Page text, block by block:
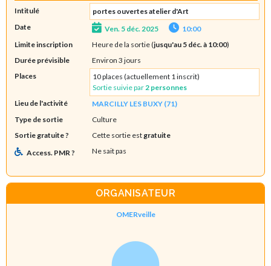
Intitulé
portes ouvertes atelier d'Art
Date
Ven. 5 déc. 2025
10:00
Limite inscription
Heure de la sortie (jusqu'au 5 déc. à 10:00)
Durée prévisible
Environ 3 jours
Places
10 places (actuellement 1 inscrit)
Sortie suivie par 2 personnes
Lieu de l'activité
MARCILLY LES BUXY (71)
Type de sortie
Culture
Sortie gratuite ?
Cette sortie est gratuite
Access. PMR ?
Ne sait pas
ORGANISATEUR
OMERveille